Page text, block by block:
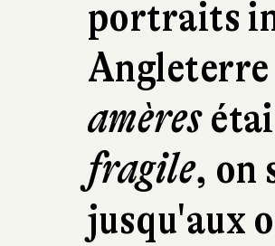
portraits
amères
fragile, on
jusqu'aux